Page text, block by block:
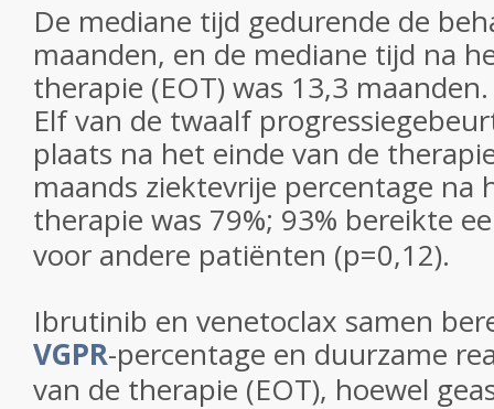
De mediane tijd gedurende de
maanden, en de mediane tijd na
therapie (EOT) was 13,3 maanden.
Elf van de twaalf
plaats na het einde van de
maands ziektevrije percentage na
therapie was 79%; 93% bereikte
voor andere patiënten (p=0,12).
Ibrutinib en venetoclax samen
VGPR-percentage en duurzame
van de therapie (EOT), hoewel